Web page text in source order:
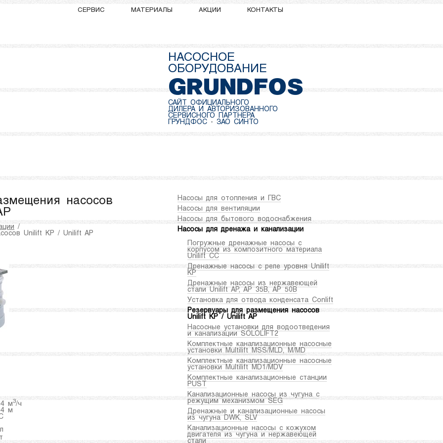
СЕРВИС МАТЕРИАЛЫ АКЦИИ КОНТАКТЫ
НАСОСНОЕ
ОБОРУДОВАНИЕ
GRUNDFOS
САЙТ ОФИЦИАЛЬНОГО
ДИЛЕРА И АВТОРИЗОВАННОГО
СЕРВИСНОГО ПАРТНЕРА
ГРУНДФОС - ЗАО СИНТО
насосов
/
Unilift KP / Unilift AP
м3/ч
м
Насосы для отопления и ГВС
Насосы для вентиляции
Насосы для бытового водоснабжения
Насосы для дренажа и канализации
Погружные дренажные насосы с
корпусом из композитного материала
Unilift CC
Дренажные насосы с реле уровня Unilift
KP
Дренажные насосы из нержавеющей
стали Unilift AP, AP 35B, AP 50B
Установка для отвода конденсата Conlift
Резервуары для размещения насосов
Unilift KP / Unilift AP
Насосные установки для водоотведения
и канализации SOLOLIFT2
Комплектные канализационные насосные
установки Multilift MSS/MLD, M/MD
Комплектные канализационные насосные
установки Multilift MD1/MDV
Комплектные канализационные станции
PUST
Канализационные насосы из чугуна с
режущим механизмом SEG
Дренажные и канализационные насосы
из чугуна DWK, SLV
Канализационные насосы с кожухом
двигателя из чугуна и нержавеющей
стали